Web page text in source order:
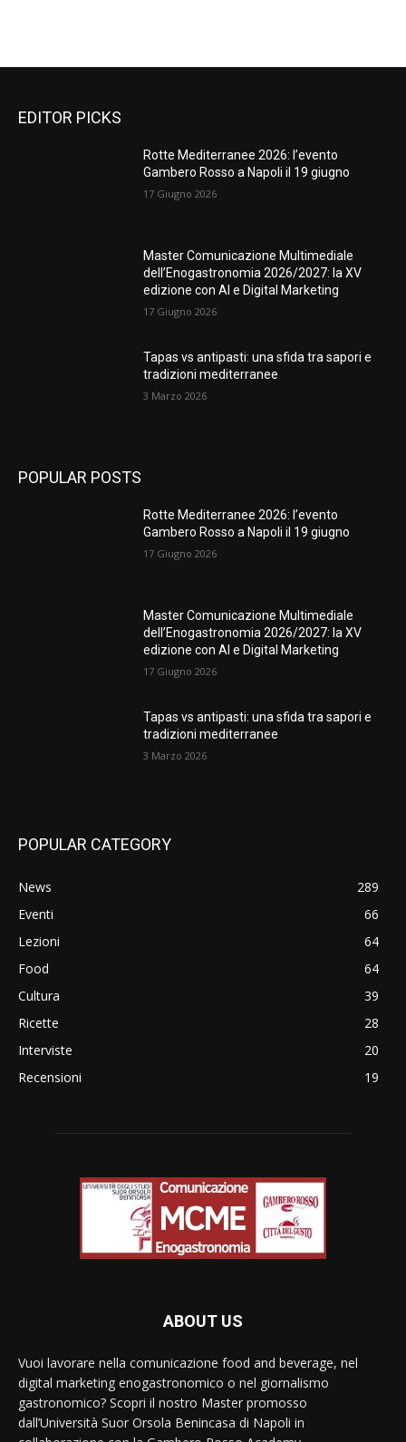
EDITOR PICKS
Rotte Mediterranee 2026: l’evento
Gambero Rosso a Napoli il 19 giugno
17 Giugno 2026
Master Comunicazione Multimediale
dell’Enogastronomia 2026/2027: la XV
edizione con AI e Digital Marketing
17 Giugno 2026
Tapas vs antipasti: una sfida tra sapori e
tradizioni mediterranee
3 Marzo 2026
POPULAR POSTS
Rotte Mediterranee 2026: l’evento
Gambero Rosso a Napoli il 19 giugno
17 Giugno 2026
Master Comunicazione Multimediale
dell’Enogastronomia 2026/2027: la XV
edizione con AI e Digital Marketing
17 Giugno 2026
Tapas vs antipasti: una sfida tra sapori e
tradizioni mediterranee
3 Marzo 2026
POPULAR CATEGORY
News
289
Eventi
66
Lezioni
64
Food
64
Cultura
39
Ricette
28
Interviste
20
Recensioni
19
ABOUT US
Vuoi lavorare nella comunicazione food and beverage, nel
digital marketing enogastronomico o nel giornalismo
gastronomico? Scopri il nostro Master promosso
dall’Università Suor Orsola Benincasa di Napoli in